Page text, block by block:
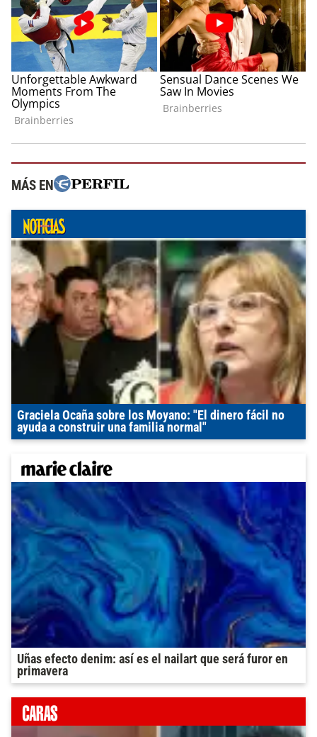
MÁS EN
Graciela Ocaña sobre los Moyano: "El dinero fácil no
ayuda a construir una familia normal"
Uñas efecto denim: así es el nailart que será furor en
primavera